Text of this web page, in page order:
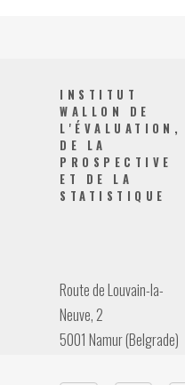
INSTITUT
WALLON DE
L'ÉVALUATION,
DE LA
PROSPECTIVE
ET DE LA
STATISTIQUE
Route de Louvain-la-
Neuve, 2
5001 Namur (Belgrade)